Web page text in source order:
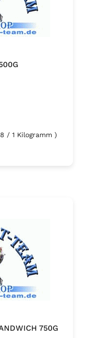
/ 1 Kilogramm )
750G